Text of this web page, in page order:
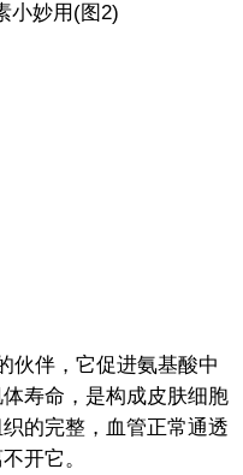
伙伴，它促进氨基酸中
寿命，是构成皮肤细胞
的完整，血管正常通透
开它。